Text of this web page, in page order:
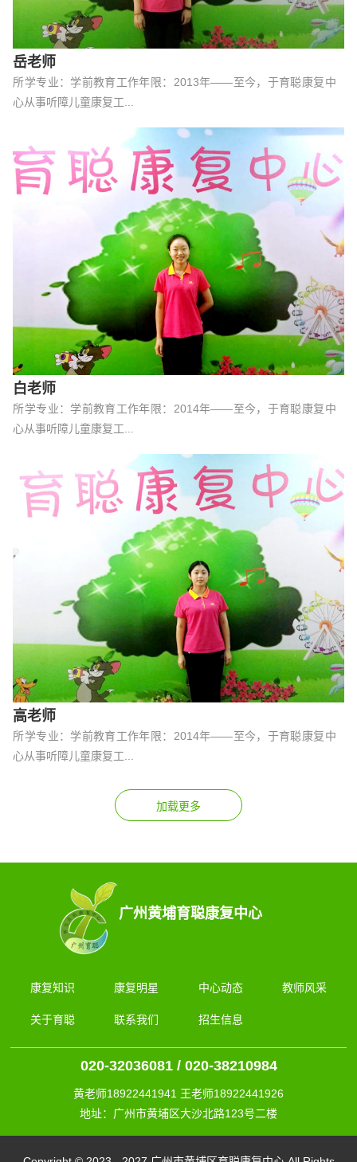
岳老师
所学专业：学前教育工作年限：2013年——至今，于育聪康复中
心从事听障儿童康复工...
白老师
所学专业：学前教育工作年限：2014年——至今，于育聪康复中
心从事听障儿童康复工...
高老师
所学专业：学前教育工作年限：2014年——至今，于育聪康复中
心从事听障儿童康复工...
广州黄埔育聪康复中心
康复知识 康复明星 中心动态 教师风采
关于育聪 联系我们 招生信息
020-32036081 / 020-38210984
黄老师18922441941 王老师18922441926
地址：广州市黄埔区大沙北路123号二楼